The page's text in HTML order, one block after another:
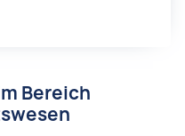
Bereich